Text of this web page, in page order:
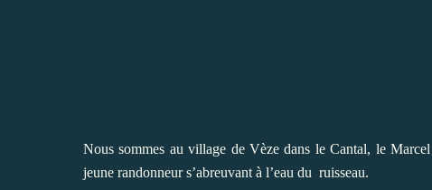
Nous sommes au village de Vèze dans le Cantal, le
jeune randonneur s’abreuvant à l’eau du ruisseau.